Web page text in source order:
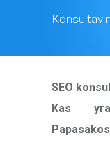
SEO
Kas